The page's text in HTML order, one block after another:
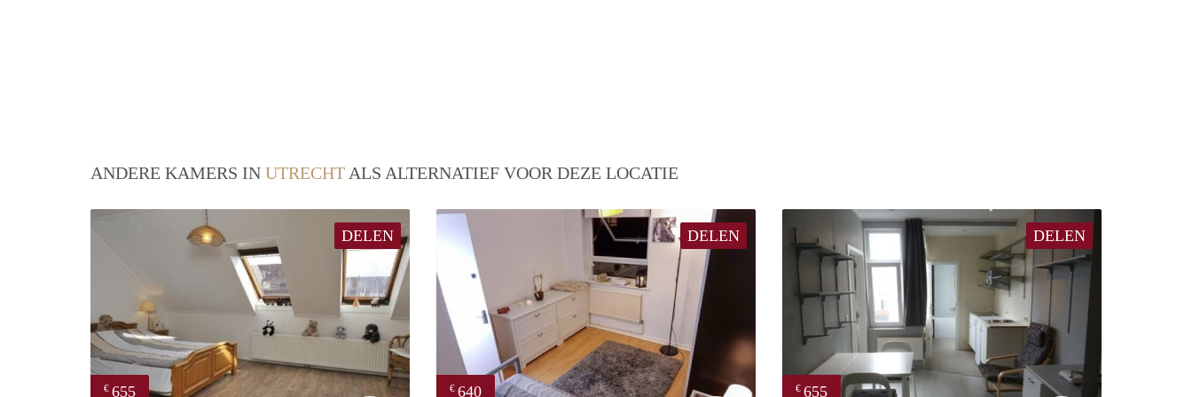
ANDERE KAMERS IN UTRECHT ALS ALTERNATIEF VOOR DEZE LOCATIE
DELEN
€ 655
DELEN
€ 640
DELEN
€ 655